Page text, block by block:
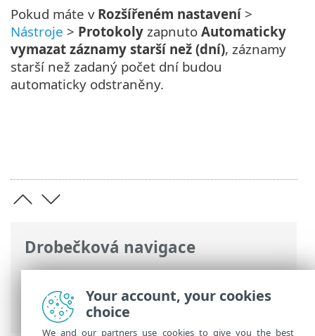
Drobečková navigace
ESET Online nápověda>ESET Endpoint
Security >Použití ESET Endpoint Security
Nástroje>Protokoly > Audit
Pokud máte v Rozšířeném nastavení>
Nástroje > Protokoly zapnuto Automaticky
vymazat záznamy starší než (dní), záznamy
starší než zadaný počet dní budou
automaticky odstraněny.
Your account, your cookies
choice
We and our partners use cookies to give you the best